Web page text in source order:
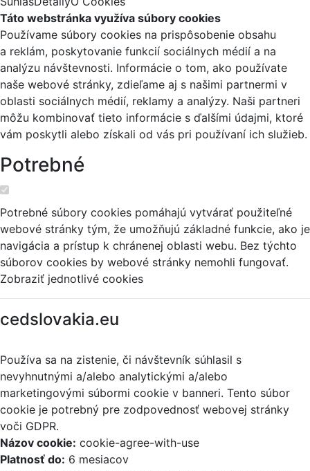
Táto webstránka využíva súbory cookies
Používame súbory cookies na prispôsobenie obsahu
a reklám, poskytovanie funkcií sociálnych médií a na
analýzu návštevnosti. Informácie o tom, ako používate
naše webové stránky, zdieľame aj s našimi partnermi v
oblasti sociálnych médií, reklamy a analýzy. Naši partneri
môžu kombinovať tieto informácie s ďalšími údajmi, ktoré
vám poskytli alebo získali od vás pri používaní ich služieb.
Potrebné
Potrebné súbory cookies pomáhajú vytvárať použiteľné
webové stránky tým, že umožňujú základné funkcie, ako je
navigácia a prístup k chránenej oblasti webu. Bez týchto
súborov cookies by webové stránky nemohli fungovať.
Zobraziť jednotlivé cookies
cedslovakia.eu
Používa sa na zistenie, či návštevník súhlasil s
nevyhnutnými a/alebo analytickými a/alebo
marketingovými súbormi cookie v banneri. Tento súbor
cookie je potrebný pre zodpovednosť webovej stránky
voči GDPR.
Názov cookie: cookie-agree-with-use
Platnosť do: 6 mesiacov